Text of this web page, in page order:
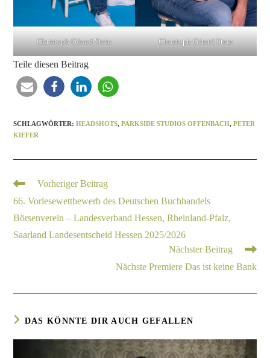
Christoph Gérard Stein Christoph Gérard Stein
Teile diesen Beitrag
SCHLAGWÖRTER:HEADSHOTS, PARKSIDE STUDIOS OFFENBACH, PETER
KIEFER
Vorheriger Beitrag
66. Vorlesewettbewerb des Deutschen Buchhandels
Börsenverein – Landesverband Hessen, Rheinland-Pfalz,
Saarland Landesentscheid Hessen 2025/2026
Nächster Beitrag
Nächste Premiere Das ist keine Bank
DAS KÖNNTE DIR AUCH GEFALLEN